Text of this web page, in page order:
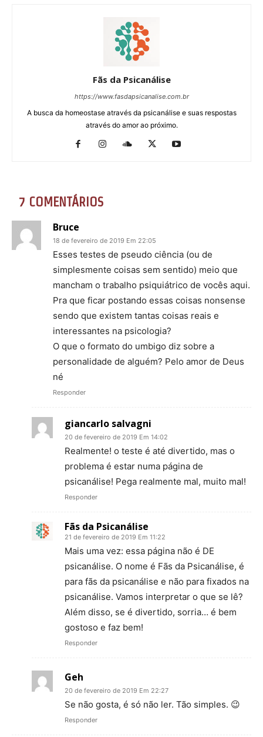
Fãs da Psicanálise
https://www.fasdapsicanalise.com.br
A busca da homeostase através da psicanálise e suas respostas
através do amor ao próximo.
7 COMENTÁRIOS
Bruce
18 de fevereiro de 2019 Em 22:05
Esses testes de pseudo ciência (ou de
simplesmente coisas sem sentido) meio que
mancham o trabalho psiquiátrico de vocês aqui.
Pra que ficar postando essas coisas nonsense
sendo que existem tantas coisas reais e
interessantes na psicologia?
O que o formato do umbigo diz sobre a
personalidade de alguém? Pelo amor de Deus
né
Responder
giancarlo salvagni
20 de fevereiro de 2019 Em 14:02
Realmente! o teste é até divertido, mas o
problema é estar numa página de
psicanálise! Pega realmente mal, muito mal!
Responder
Fãs da Psicanálise
21 de fevereiro de 2019 Em 11:22
Mais uma vez: essa página não é DE
psicanálise. O nome é Fãs da Psicanálise, é
para fãs da psicanálise e não para fixados na
psicanálise. Vamos interpretar o que se lê?
Além disso, se é divertido, sorria… é bem
gostoso e faz bem!
Responder
Geh
20 de fevereiro de 2019 Em 22:27
Se não gosta, é só não ler. Tão simples. 😉
Responder